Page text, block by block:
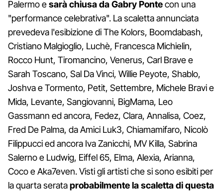
Palermo esarà chiusa da Gabry Pontecon una
"performance celebrativa". La scaletta annunciata
prevedeva l'esibizione di The Kolors, Boomdabash,
Cristiano Malgioglio, Luchè, Francesca Michielin,
Rocco Hunt, Tiromancino, Venerus, Carl Brave e
Sarah Toscano, Sal Da Vinci, Willie Peyote, Shablo,
Joshva e Tormento, Petit, Settembre, Michele Bravi e
Mida, Levante, Sangiovanni, BigMama, Leo
Gassmann ed ancora, Fedez, Clara, Annalisa, Coez,
Fred De Palma, da Amici Luk3, Chiamamifaro, Nicolò
Filippucci ed ancora Iva Zanicchi, MV Killa, Sabrina
Salerno e Ludwig, Eiffel 65, Elma, Alexia, Arianna,
Coco e Aka7even. Visti gli artisti che si sono esibiti per
la quarta serataprobabilmente la scaletta di questa